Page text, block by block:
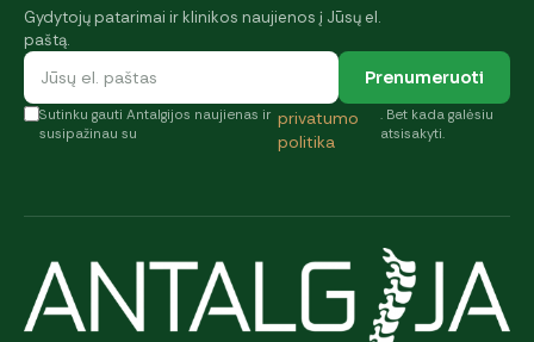
Gydytojų patarimai ir klinikos naujienos į Jūsų el.
paštą.
Prenumeruoti
Sutinku gauti Antalgijos naujienas ir
susipažinau su
privatumo
politika
. Bet kada galėsiu
atsisakyti.